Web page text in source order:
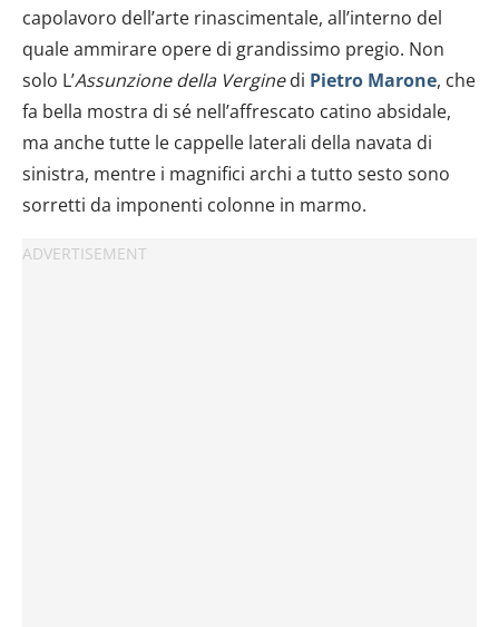
capolavoro dell’arte rinascimentale, all’interno del
quale ammirare opere di grandissimo pregio. Non
solo L’Assunzione della Verginedi Pietro Marone, che
fa bella mostra di sé nell’affrescato catino absidale,
ma anche tutte le cappelle laterali della navata di
sinistra, mentre i magnifici archi a tutto sesto sono
sorretti da imponenti colonne in marmo.